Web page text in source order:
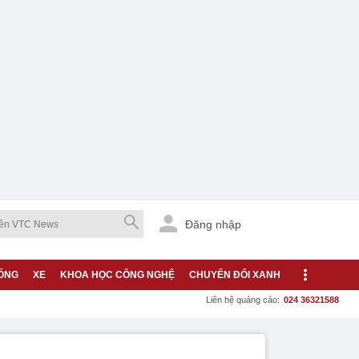
Đăng nhập
XE KHOA HỌC CÔNG NGHỆ CHUYỂN ĐỔI XANH
Liên hệ quảng cáo: 024 36321588